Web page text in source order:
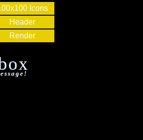
Icons
Header
Render